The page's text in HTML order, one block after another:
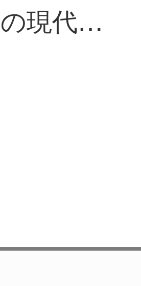
南方の家の個人の現代簡単な3つの下駄箱の客間は漆をあぶって明るくします。下駄箱の戸棚は収納します。明かりの白い3つの下駄箱の長さは約1.1 mです。